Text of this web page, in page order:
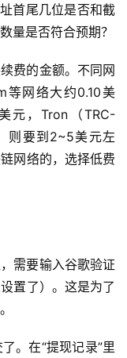
首尾几位是否和截
量是否符合预期？
费的金额。不同网
等网络大约0.10美
元，Tron（TRC-
则要到2~5美元左
网络的，选择低费
需要输入谷歌验证
置了）。这是为了
。在“提现记录”里